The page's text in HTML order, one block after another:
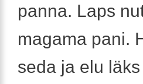
panna. Laps
magama pani.
seda ja elu